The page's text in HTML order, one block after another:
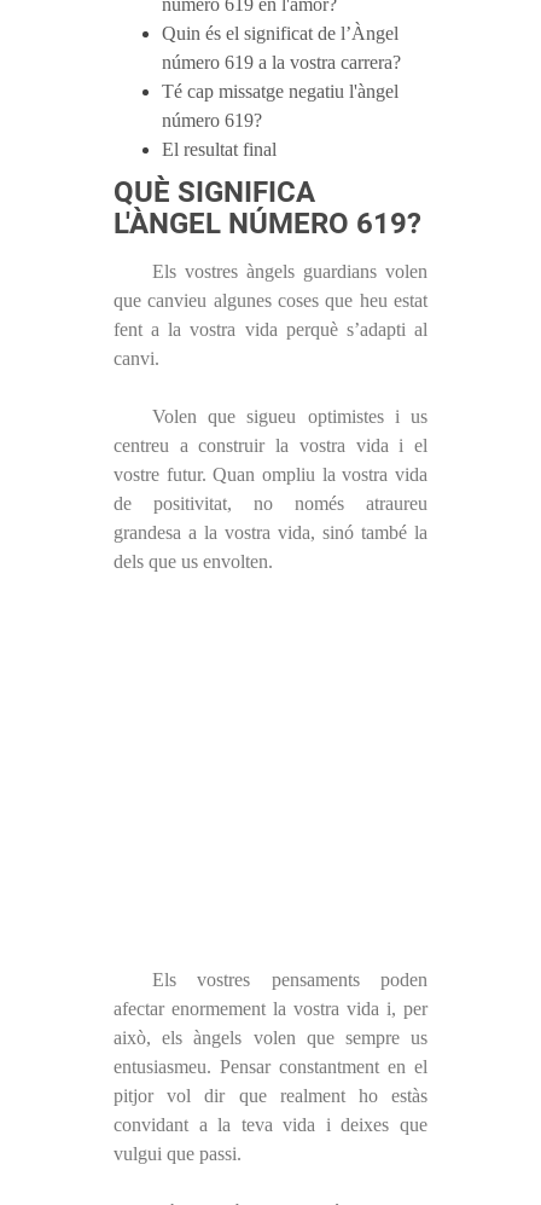
número 619 en l'amor?
Quin és el significat de l’Àngel
número 619 a la vostra carrera?
Té cap missatge negatiu l'àngel
número 619?
El resultat final
QUÈ SIGNIFICA
L'ÀNGEL NÚMERO 619?
Els vostres àngels guardians volen
que canvieu algunes coses que heu estat
fent a la vostra vida perquè s’adapti al
canvi.
Volen que sigueu optimistes i us
centreu a construir la vostra vida i el
vostre futur. Quan ompliu la vostra vida
de positivitat, no només atraureu
grandesa a la vostra vida, sinó també la
dels que us envolten.
Els vostres pensaments poden
afectar enormement la vostra vida i, per
això, els àngels volen que sempre us
entusiasmeu. Pensar constantment en el
pitjor vol dir que realment ho estàs
convidant a la teva vida i deixes que
vulgui que passi.